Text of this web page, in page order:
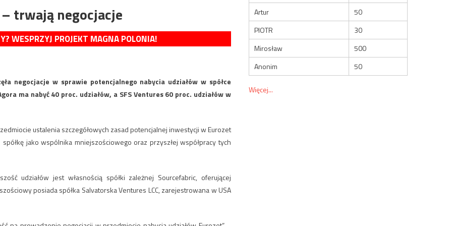
trwają negocjacje
WESPRZYJ PROJEKT MAGNA POLONIA!
negocjacje w sprawie potencjalnego nabycia udziałów w spółce
ma nabyć 40 proc. udziałów, a SFS Ventures 60 proc. udziałów w
ustalenia szczegółowych zasad potencjalnej inwestycji w Eurozet
jako wspólnika mniejszościowego oraz przyszłej współpracy tych
udziałów jest własnością spółki zależnej Sourcefabric, oferującej
posiada spółka Salvatorska Ventures LCC, zarejestrowana w USA
Artur
50
PIOTR
30
Mirosław
500
Anonim
50
Więcej...